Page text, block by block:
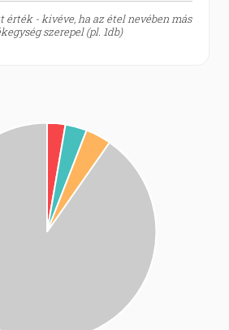
érték - kivéve, ha az étel nevében más
szerepel (pl. 1db)